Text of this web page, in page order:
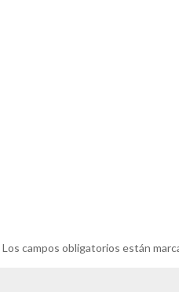
Los campos obligatorios están